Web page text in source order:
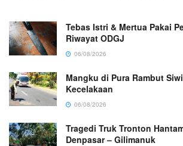
Tebas Istri & Mertua Pakai
Riwayat ODGJ
06/08/2026
Mangku di Pura Rambut
Kecelakaan
06/08/2026
Tragedi Truk Tronton
Denpasar – Gilimanuk